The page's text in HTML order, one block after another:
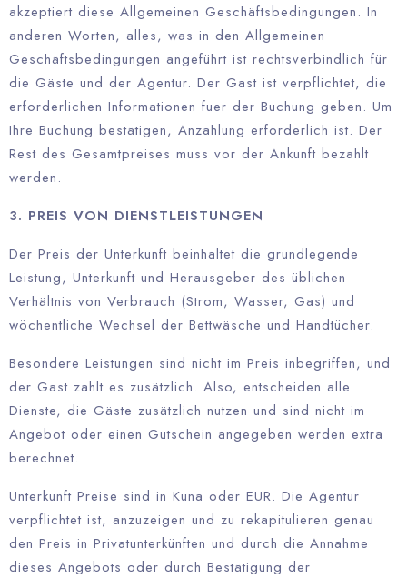
akzeptiert diese Allgemeinen Geschäftsbedingungen. In
anderen Worten, alles, was in den Allgemeinen
Geschäftsbedingungen angeführt ist rechtsverbindlich für
die Gäste und der Agentur. Der Gast ist verpflichtet, die
erforderlichen Informationen fuer der Buchung geben. Um
Ihre Buchung bestätigen, Anzahlung erforderlich ist. Der
Rest des Gesamtpreises muss vor der Ankunft bezahlt
werden.
3. PREIS VON DIENSTLEISTUNGEN
Der Preis der Unterkunft beinhaltet die grundlegende
Leistung, Unterkunft und Herausgeber des üblichen
Verhältnis von Verbrauch (Strom, Wasser, Gas) und
wöchentliche Wechsel der Bettwäsche und Handtücher.
Besondere Leistungen sind nicht im Preis inbegriffen, und
der Gast zahlt es zusätzlich. Also, entscheiden alle
Dienste, die Gäste zusätzlich nutzen und sind nicht im
Angebot oder einen Gutschein angegeben werden extra
berechnet.
Unterkunft Preise sind in Kuna oder EUR. Die Agentur
verpflichtet ist, anzuzeigen und zu rekapitulieren genau
den Preis in Privatunterkünften und durch die Annahme
dieses Angebots oder durch Bestätigung der